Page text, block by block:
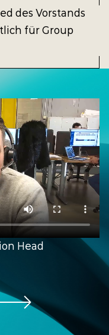
des Vorstands
für Group
Head